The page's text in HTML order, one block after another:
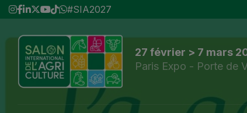
#SIA2027
27 février > 7 mars
Paris Expo - Porte de